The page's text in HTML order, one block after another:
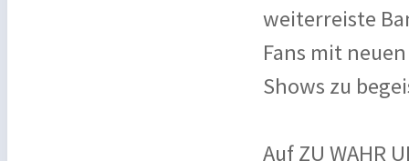
weiterreiste
Fans mit
Shows zu
Auf ZU WAHR